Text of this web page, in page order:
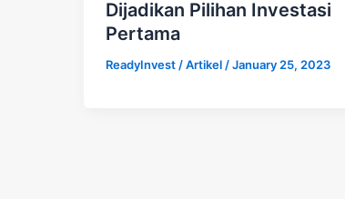
Dijadikan Pilihan Investasi
Pertama
ReadyInvest /Artikel /January 25, 2023